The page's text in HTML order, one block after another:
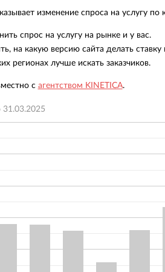
изменение спроса на услугу
спрос на услугу на рынке и у вас.
на какую версию сайта делать
регионах лучше искать заказчиков.
с агентством KINETICA.
31.03.2025